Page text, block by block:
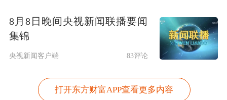
8月8日晚间央视新闻联播要闻
集锦
央视新闻客户端 83评论
打开东方财富APP查看更多内容